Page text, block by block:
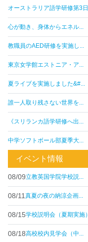
オーストラリア語学研修第3日
心が動き、身体からエネル...
教職員のAED研修を実施し...
東京女学館エストニア・ア...
夏ライブを実施しました&#...
誰一人取り残さない世界を...
《スリランカ語学研修へ出...
中学ソフトボール部夏季大...
イベント情報
08/09立教英国学院学校説...
08/11 真夏の夜の納涼企画...
08/15学校説明会（夏期実施）
08/18高校校内見学会（中...